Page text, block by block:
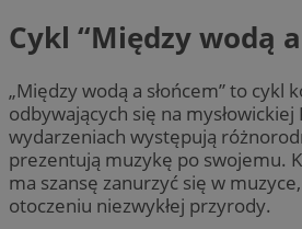
Cykl “Między wodą
„Między wodą a słońcem” to cykl
odbywających się na
wydarzeniach występują
prezentują muzykę po swojemu.
ma szansę zanurzyć się w
otoczeniu niezwykłej przyrody.